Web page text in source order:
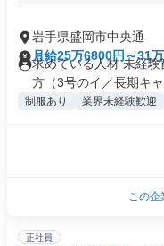
岩手県盛岡市中央通
月給25万6800円～31
求めている人材 未経
方（3号のイ／長期キャ
制服あり 業界未経験歓迎
この企
正社員